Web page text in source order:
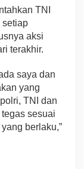
TNI
setiap
aksi
terakhir.
saya dan
yang
TNI dan
sesuai
berlaku,”